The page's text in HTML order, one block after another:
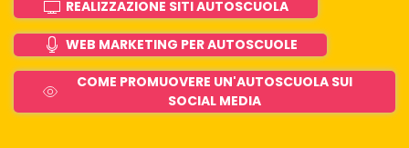
REALIZZAZIONE SITI AUTOSCUOLA
WEB MARKETING PER AUTOSCUOLE
COME PROMUOVERE UN'AUTOSCUOLA SUI
SOCIAL MEDIA